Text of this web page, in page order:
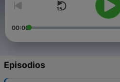
00:00
Episodios